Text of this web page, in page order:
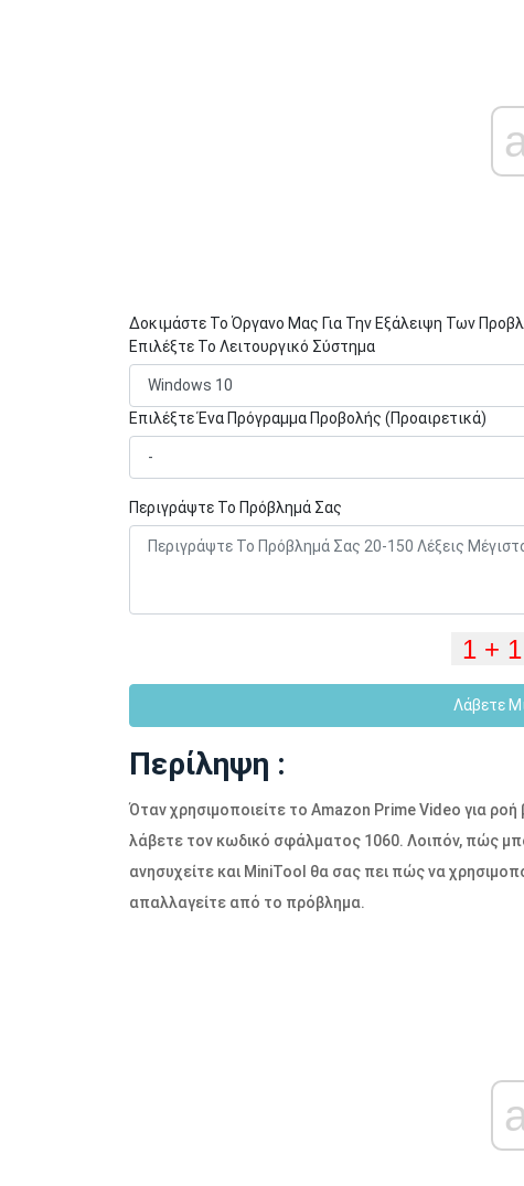
Δοκιμάστε Το Όργανο Μας Για Την Εξάλειψη Των
Επιλέξτε Το Λειτουργικό Σύστημα
Επιλέξτε Ένα Πρόγραμμα Προβολής (Προαιρετικά)
Περιγράψτε Το Πρόβλημά Σας
Λάβετε
Περίληψη :
Όταν χρησιμοποιείτε το Amazon Prime Video για
λάβετε τον κωδικό σφάλματος 1060. Λοιπόν, πώς
ανησυχείτε και MiniTool θα σας πει πώς να
απαλλαγείτε από το πρόβλημα.